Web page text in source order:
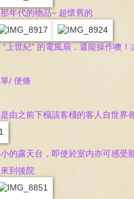
年代的物品~ 超懷舊的
上世紀” 的電風扇，還能操作噢！
/ 便條
由之前下榻該客棧的客人自世界
的露天台，即使於室内亦可感受
到後院